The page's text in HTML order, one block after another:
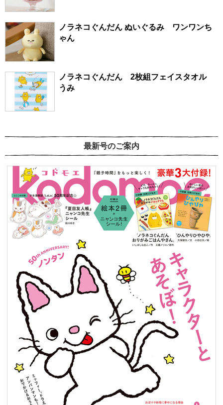
ノラネコぐんだん ぬいぐるみ ワンワンち
ゃん
ノラネコぐんだん 2枚組フェイスタオル
うみ
最新号のご案内